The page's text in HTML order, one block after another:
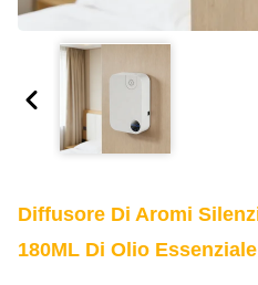
Diffusore Di Aromi
180ML Di Olio Essenziale